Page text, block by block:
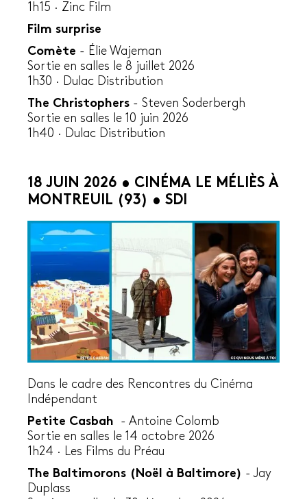
1h15 · Zinc Film
Film surprise
Comète - Élie Wajeman
Sortie en salles le 8 juillet 2026
1h30 · Dulac Distribution
The Christophers - Steven Soderbergh
Sortie en salles le 10 juin 2026
1h40 · Dulac Distribution
18 JUIN 2026 • CINÉMA LE MÉLIÈS À
MONTREUIL (93) • SDI
Dans le cadre des Rencontres du Cinéma
Indépendant
Petite Casbah
- Antoine Colomb
Sortie en salles le 14 octobre 2026
1h24 · Les Films du Préau
The Baltimorons (Noël à Baltimore) - Jay
Duplass